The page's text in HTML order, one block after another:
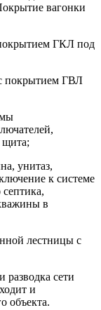
вагонки
ГКЛ под
покрытием ГВЛ
щита;
унитаз,
к системе
в
лестницы с
разводка сети
и
объекта.